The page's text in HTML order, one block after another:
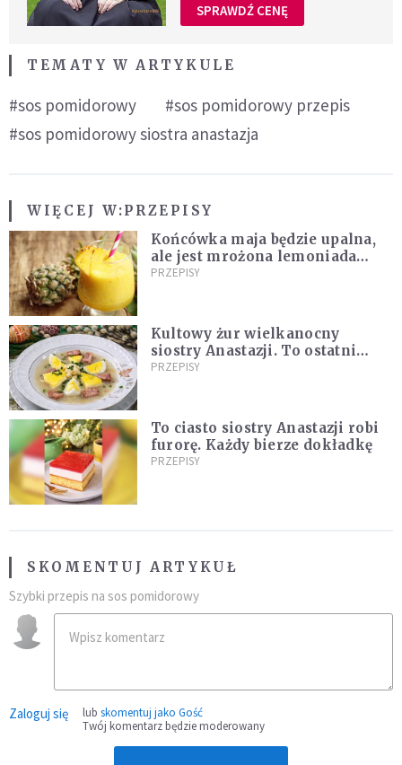
SPRAWDŹ CENĘ
TEMATY W ARTYKULE
#sos pomidorowy
#sos pomidorowy przepis
#sos pomidorowy siostra anastazja
WIĘCEJ W:PRZEPISY
Końcówka maja będzie upalna,
ale jest mrożona lemoniada
ananasowa z limonką [PRZEPIS]
PRZEPISY
Kultowy żur wielkanocny
siostry Anastazji. To ostatni
moment, żeby go zrobić!
PRZEPISY
To ciasto siostry Anastazji robi
furorę. Każdy bierze dokładkę
PRZEPISY
SKOMENTUJ ARTYKUŁ
Szybki przepis na sos pomidorowy
Zaloguj się lub skomentuj jako Gość
Twój komentarz będzie moderowany